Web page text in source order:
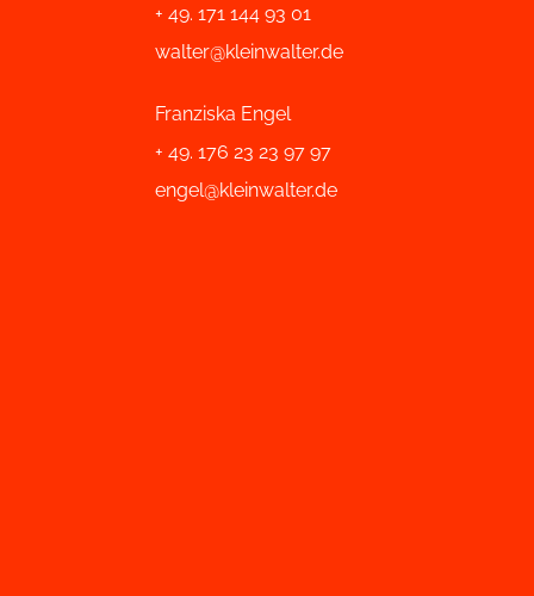
+ 49. 171 144 93 01
walter@kleinwalter.de
Franziska Engel
+ 49. 176 23 23 97 97
engel@kleinwalter.de